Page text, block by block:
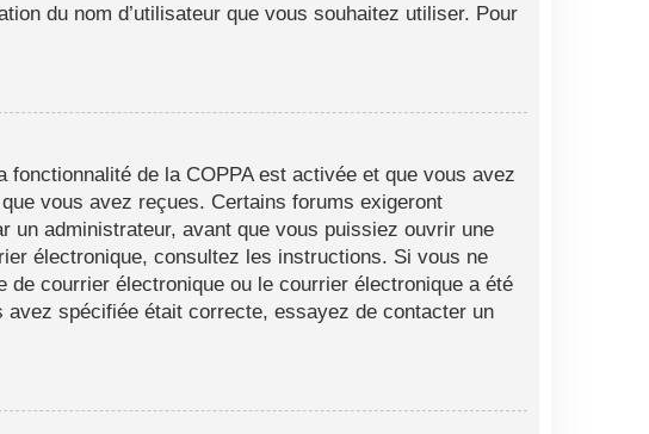
du nom d’utilisateur que vous souhaitez utiliser. Pour
de la COPPA est activée et que vous avez
vous avez reçues. Certains forums exigeront
un administrateur, avant que vous puissiez ouvrir une
électronique, consultez les instructions. Si vous ne
courrier électronique ou le courrier électronique a été
spécifiée était correcte, essayez de contacter un